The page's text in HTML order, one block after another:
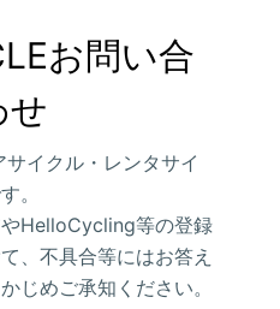
お問い合
せ
イクル・レンタサイ
。
HelloCycling等の登録
、不具合等にはお答え
じめご承知ください。